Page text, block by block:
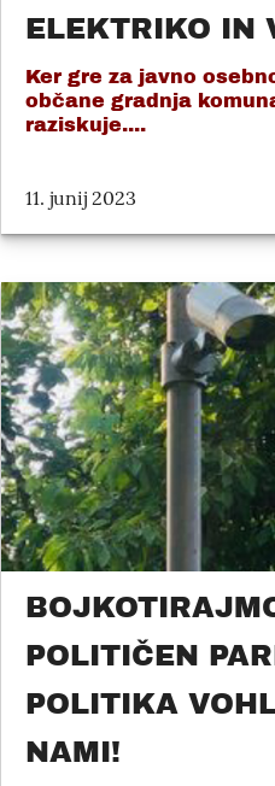
ELEKTRIKO IN
Ker gre za javno
občane gradnja
raziskuje....
11. junij 2023
POLITIČEN
POLITIKA
NAMI!